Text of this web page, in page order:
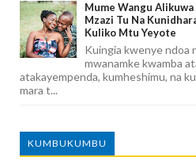
Mume Wangu
Mzazi Tu Na
Kuliko Mtu Yeyote
Kuingia kwenye ndoa
mwanamke kwamba
atakayempenda, kumheshimu, na
mara t...
KUMBUKUMBU